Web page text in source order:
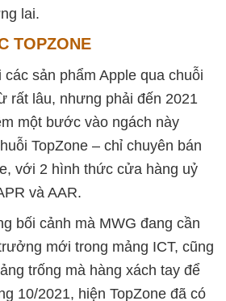
lai.
TOPZONE
sản phẩm Apple qua chuỗi
rất lâu, nhưng phải đến 2021
một bước vào ngách này
TopZone – chỉ chuyên bán
với 2 hình thức cửa hàng uỷ
và AAR.
bối cảnh mà MWG đang cần
mới trong mảng ICT, cũng
trống mà hàng xách tay để
10/2021, hiện TopZone đã có